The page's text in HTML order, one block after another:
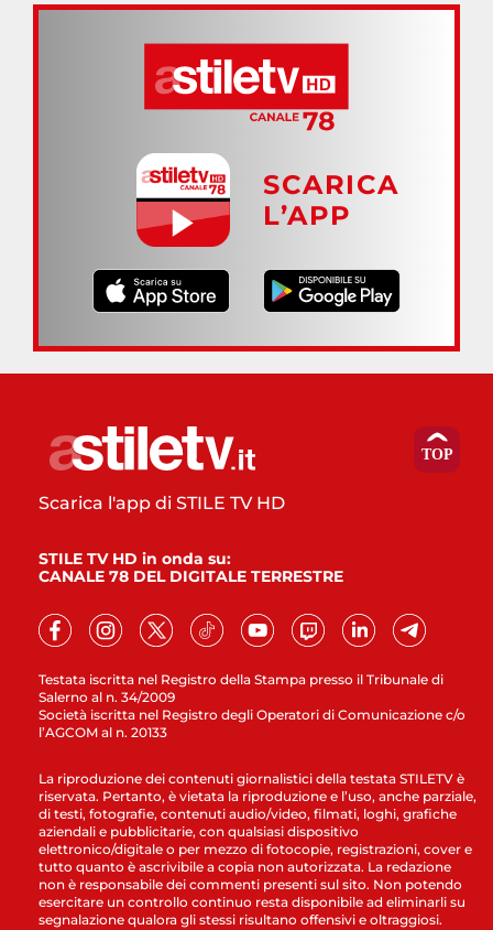
SCARICA
L’APP
Testata iscritta nel Registro della Stampa presso il Tribunale di
Salerno al n. 34/2009
Società iscritta nel Registro degli Operatori di Comunicazione c/o
l’AGCOM al n. 20133
Scarica l'app di STILE TV HD
STILE TV HD in onda su:
CANALE 78 DEL DIGITALE TERRESTRE
La riproduzione dei contenuti giornalistici della testata STILETV è
riservata. Pertanto, è vietata la riproduzione e l’uso, anche parziale,
di testi, fotografie, contenuti audio/video, filmati, loghi, grafiche
aziendali e pubblicitarie, con qualsiasi dispositivo
elettronico/digitale o per mezzo di fotocopie, registrazioni, cover e
tutto quanto è ascrivibile a copia non autorizzata. La redazione
non è responsabile dei commenti presenti sul sito. Non potendo
esercitare un controllo continuo resta disponibile ad eliminarli su
segnalazione qualora gli stessi risultano offensivi e oltraggiosi.